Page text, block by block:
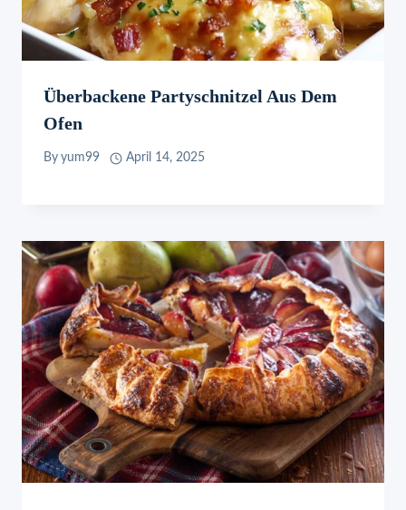
Überbackene Partyschnitzel Aus Dem
Ofen
By yum99 April 14, 2025